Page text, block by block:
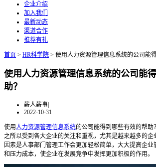
企业介绍
加入我们
最新动态
渠道合作
推荐有礼
首页 > HR科学院 > 使用人力资源管理信息系统的公司能
使用人力资源管理信息系统的公司能
助？
薪人薪事|
2022-10-31
使用人力资源管理信息系统的公司能得到哪些有效的帮
之所以受到各大企业的关注和重视，尤其是越来越多的
因素是人事部门管理工作会更加轻松简单，大大提高企
和压力成本，使企业在发展竞争中发挥更加积极的作用。